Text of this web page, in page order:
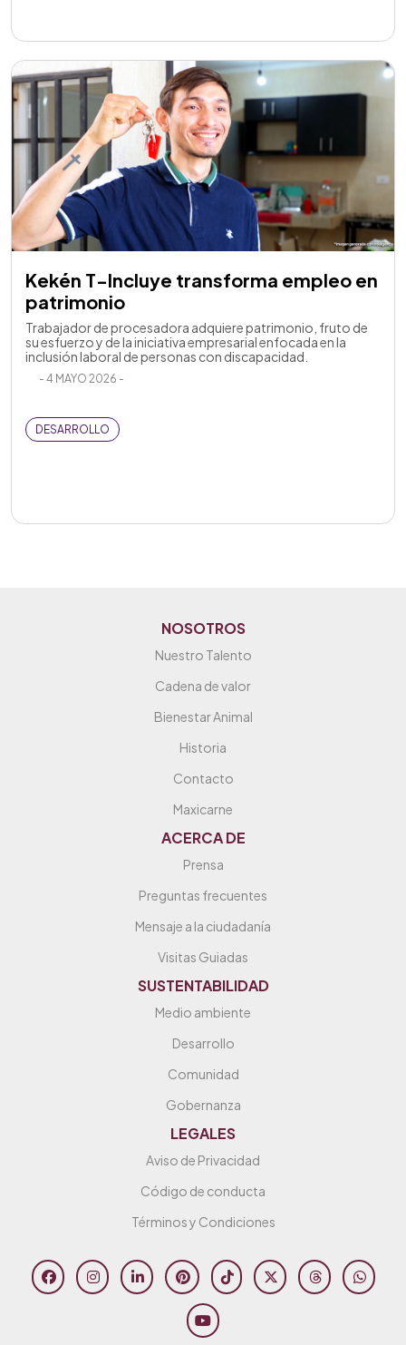
Kekén T-Incluye transforma empleo en
patrimonio
Trabajador de procesadora adquiere patrimonio, fruto de
su esfuerzo y de la iniciativa empresarial enfocada en la
inclusión laboral de personas con discapacidad.
- 4 MAYO 2026 -
DESARROLLO
NOSOTROS
Nuestro Talento
Cadena de valor
Bienestar Animal
Historia
Contacto
Maxicarne
ACERCA DE
Prensa
Preguntas frecuentes
Mensaje a la ciudadanía
Visitas Guiadas
SUSTENTABILIDAD
Medio ambiente
Desarrollo
Comunidad
Gobernanza
LEGALES
Aviso de Privacidad
Código de conducta
Términos y Condiciones